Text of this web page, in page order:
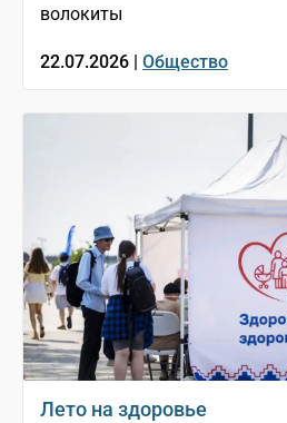
волокиты
22.07.2026 | Общество
Лето на здоровье